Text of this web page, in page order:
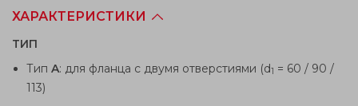
ХАРАКТЕРИСТИКИ
TИП
Тип A: для фланца с двумя отверстиями (d1 = 60 / 90 /
113)